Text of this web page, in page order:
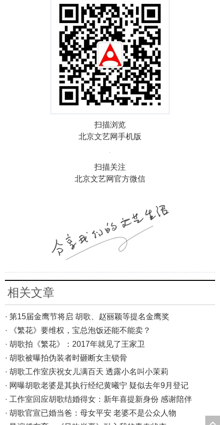
扫描浏览
北京文艺网手机版
扫描关注
北京文艺网官方微信
相关文章
· 第15届金鹰节将启 胡歌、赵丽颖等提名金鹰奖
· 《繁花》要维权，宝总泡饭还能不能卖？
· 胡歌拍《繁花》：2017年就见了王家卫
· 胡歌被曝拍伪装者时砸断女主锁骨
· 胡歌工作室庆祝女儿满百天 透露小名叫小茉莉
· 网曝胡歌老婆是其执行经纪黄曦宁 疑似去年9月登记
· 工作室回应胡歌结婚得女：新年喜提新身份 感谢陪伴
· 胡歌官宣已婚当爸：母女平安 老婆不是公众人物